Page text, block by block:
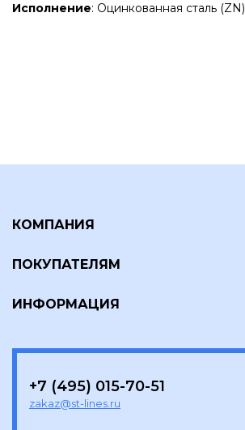
Исполнение: Оцинкованная сталь (ZN)
КОМПАНИЯ
ПОКУПАТЕЛЯМ
ИНФОРМАЦИЯ
+7 (495) 015-70-51
zakaz@st-lines.ru